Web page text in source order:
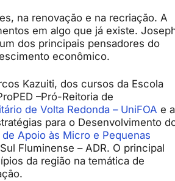
na renovação e na recriação. A
em algo que já existe.
dos principais pensadores do
econômico.
Kazuiti, dos cursos da Escola
–Pró-Reitoria de
de Volta Redonda – UniFOA e a
para o Desenvolvimento
Apoio às Micro e Pequenas
Fluminense – ADR. O principal
da região na temática de